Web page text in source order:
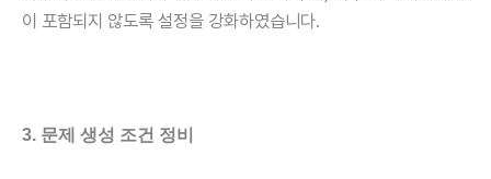
이 포함되지 않도록 설정을 강화하였습니다.
3. 문제 생성 조건 정비